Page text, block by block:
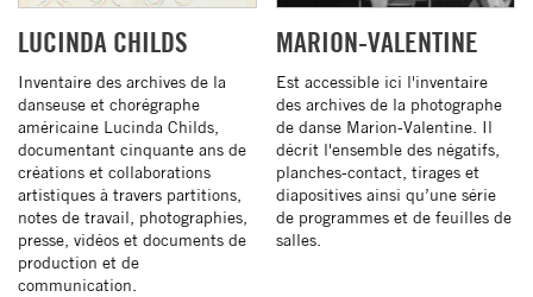
LUCINDA CHILDS
Inventaire des archives de la
danseuse et chorégraphe
américaine Lucinda Childs,
documentant cinquante ans de
créations et collaborations
artistiques à travers partitions,
notes de travail, photographies,
presse, vidéos et documents de
production et de
communication.
MARION-VALENTINE
Est accessible ici l'inventaire
des archives de la photographe
de danse Marion-Valentine. Il
décrit l'ensemble des négatifs,
planches-contact, tirages et
diapositives ainsi qu’une série
de programmes et de feuilles de
salles.